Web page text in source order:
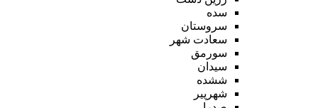
سده
سروستان
سعادت شهر
سورمق
سیدان
ششده
شهرپیر